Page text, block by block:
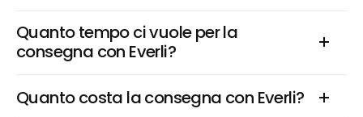
Quanto tempo ci vuole per la
consegna con Everli?
Quanto costa la consegna con Everli?